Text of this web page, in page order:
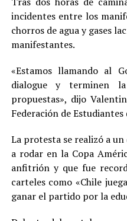
incidentes entre los
chorros de agua y gases
manifestantes.
«Estamos llamando al
dialogue y terminen
propuestas», dijo
Federación de Estudiantes
La protesta se realizó a
a rodar en la Copa
anfitrión y que fue
carteles como «Chile
ganar el partido por la